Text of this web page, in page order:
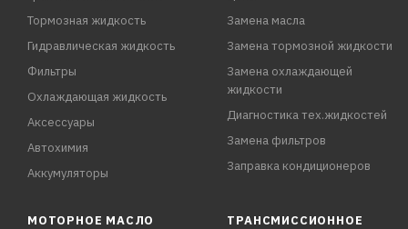
Тормозная жидкость
Гидравлическая жидкость
Фильтры
Охлаждающая жидкость
Аксессуары
Автохимия
Аккумуляторы
Замена масла
Замена тормозной жидкости
Замена охлаждающей
жидкости
Диагностика тех.жидкостей
Замена фильтров
Заправка кондиционеров
МОТОРНОЕ МАСЛО
ТРАНСМИССИОННОЕ